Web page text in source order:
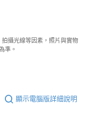
攝光線等因素，照片與實物
準。
顯示電腦版詳細說明